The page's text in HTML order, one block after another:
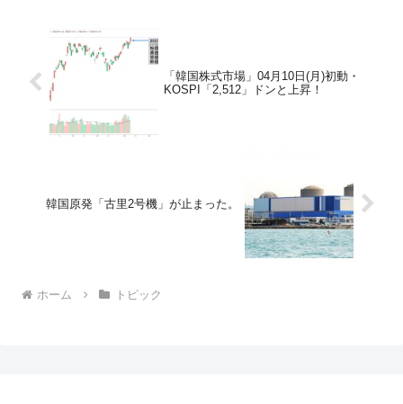
「韓国株式市場」04月10日(月)初動・
KOSPI「2,512」ドンと上昇！
韓国原発「古里2号機」が止まった。
ホーム トピック